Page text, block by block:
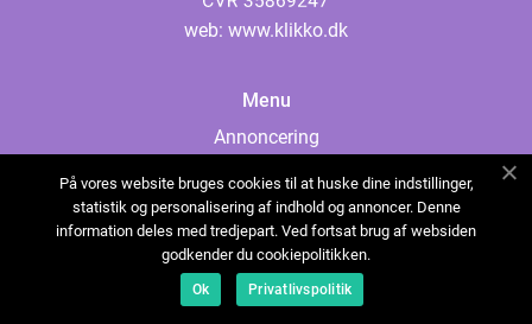
web: www.klikko.dk
Menu
Annoncering
Cookies
Kontakt os
Sitemap
På vores website bruges cookies til at huske dine indstillinger,
statistik og personalisering af indhold og annoncer. Denne
information deles med tredjepart. Ved fortsat brug af websiden
godkender du cookiepolitikken.
Ok Privatlivspolitik